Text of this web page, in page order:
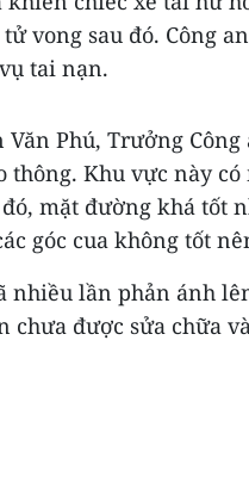
vong sau đó. Công
tai nạn.
Văn Phú, Trưởng
thông. Khu vực này
mặt đường khá tốt
góc cua không tốt
nhiều lần phản ánh
chưa được sửa chữa